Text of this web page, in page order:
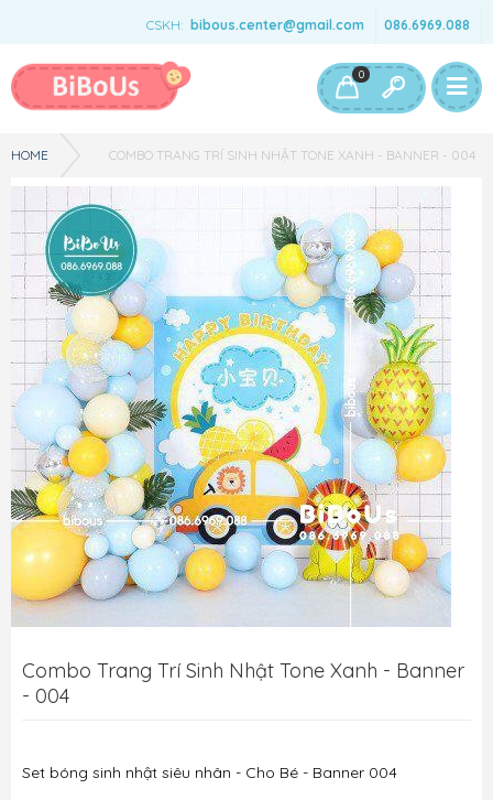
CSKH: bibous.center@gmail.com 086.6969.088
Bé Gái Bé Trai Đồ Chơi & Phụ Kiện 0
HOME COMBO TRANG TRÍ SINH NHẬT TONE XANH - BANNER - 004
Combo Trang Trí Sinh Nhật Tone Xanh - Banner
- 004
Set bóng sinh nhật siêu nhân - Cho Bé - Banner 004